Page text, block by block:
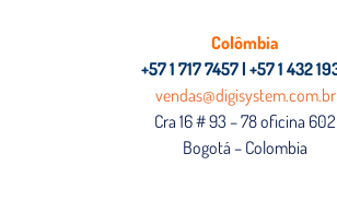
Colômbia
+57 1 717 7457 | +57 1 432
vendas@digisystem.com.br
Cra 16 # 93 – 78 oficina 602
Bogotá – Colombia